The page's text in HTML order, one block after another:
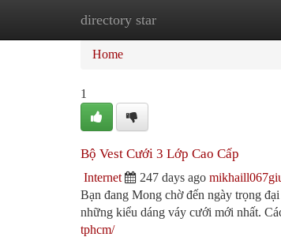
directory star
Home
Home
1
Bộ Vest Cưới 3 Lớp Cao Cấp
Internet 247 days ago
Bạn đang Mong chờ đến ngày trọng
những kiểu dáng váy cưới mới nhất.
tphcm/